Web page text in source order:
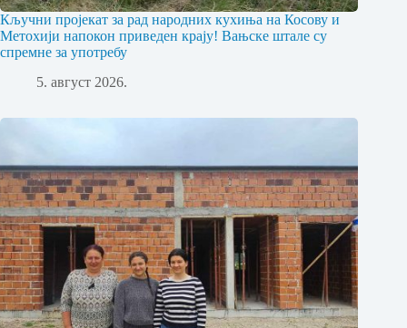
Кључни пројекат за рад народних кухиња на Косову и
Метохији напокон приведен крају! Вањске штале су
спремне за употребу
5. август 2026.